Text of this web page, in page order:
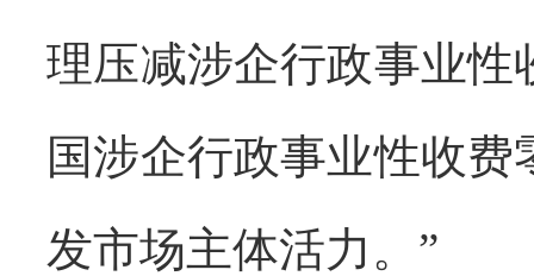
理压减涉企行政事业
国涉企行政事业性收
发市场主体活力。”